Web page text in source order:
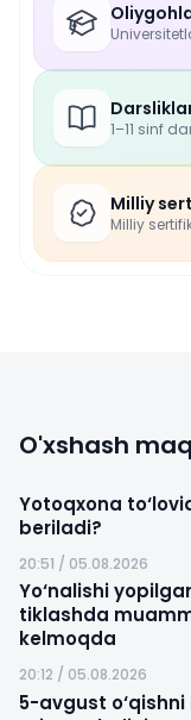
1–11 sinf
Milliy
Milliy
O'xshash
Yotoqxona
beriladi?
20:51 / 05.08.2026
Yo‘nalishi
tiklashda
kelmoqda
20:12 / 05.08.2026
5-avgust o‘qishni